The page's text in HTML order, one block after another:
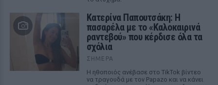
Κατερίνα Παπουτσάκη: Η
πασαρέλα με το «Καλοκαιρινά
ραντεβού» που κέρδισε όλα τα
σχόλια
ΣΉΜΕΡΑ
Η ηθοποιός ανέβασε στο TikTok βίντεο
να τραγουδά με τον Papazo και να κάνει